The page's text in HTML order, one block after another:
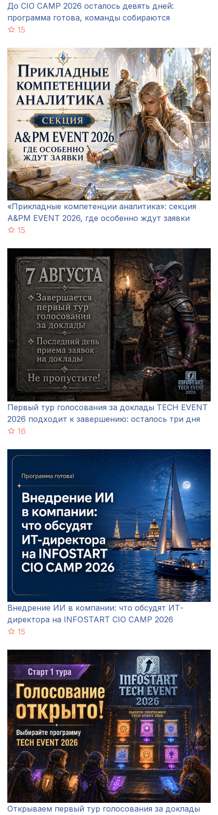
До CIO CAMP 2026 осталось девять дней:
программа готова, команды собираются
15
«Прикладные компетенции аналитика»: секция
A&PM EVENT 2026, где особенно ждут заявки
15
Первый тур голосования за доклады TECH EVENT
2026 подходит к завершению: осталось три дня
16
Внедрение ИИ в компании: что обсудят ИТ-
директора на INFOSTART CIO CAMP 2026
15
Открываем первый тур голосования за доклады